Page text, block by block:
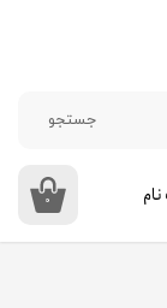
جستجو
۰